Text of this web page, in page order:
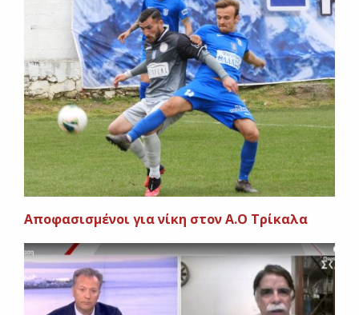
Αποφασισμένοι για νίκη στον Α.Ο Τρίκαλα